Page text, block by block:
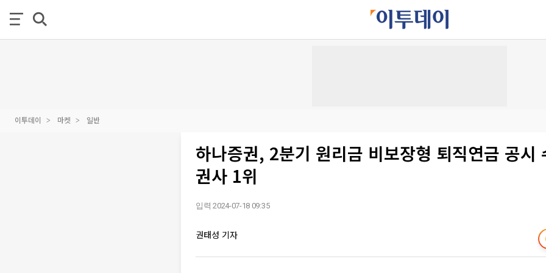
이투데이 마켓 일반
하나증권, 2분기 원리금 비보장형 퇴직연금 공시
권사 1위
입력 2024-07-18 09:35
권태성 기자